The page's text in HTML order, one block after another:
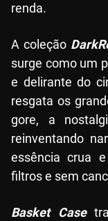
renda.
A coleção
surge como um
e delirante do
resgata os
gore, a
reinventando
essência crua
filtros e sem
Basket Case